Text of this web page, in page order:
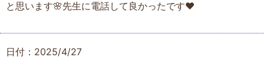
と思います🌸先生に電話して良かったです❤️
日付：2025/4/27